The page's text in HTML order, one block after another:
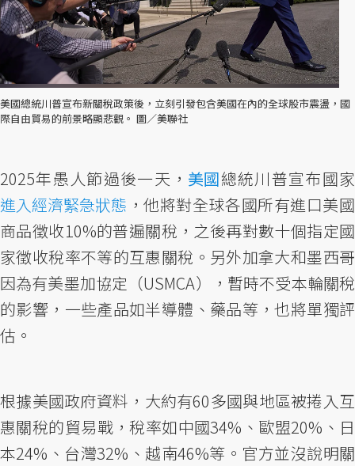
美國總統川普宣布新關稅政策後，立刻引發包含美國在內的全球股市震盪，國
際自由貿易的前景略顯悲觀。 圖／美聯社
2025年愚人節過後一天， 美國總統川普宣布國家
進入經濟緊急狀態 ，他將對全球各國所有進口美國
商品徵收10%的普遍關稅，之後再對數十個指定國
家徵收稅率不等的互惠關稅。另外加拿大和墨西哥
因為有美墨加協定（USMCA），暫時不受本輪關稅
的影響，一些產品如半導體、藥品等，也將單獨評
估。
根據美國政府資料，大約有60多國與地區被捲入互
惠關稅的貿易戰，稅率如中國34%、歐盟20%、日
本24%、台灣32%、越南46%等。官方並沒說明關